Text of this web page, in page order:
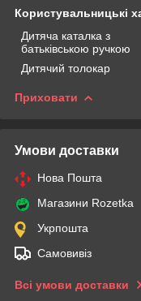
Користувальницькі
Дитяча каталка з
батьківською ручкою
Дитячий толокар
Приховати
Умови доставки
Нова Пошта
Магазини Rozetka
Укрпошта
Самовивіз
Всі умови доставки